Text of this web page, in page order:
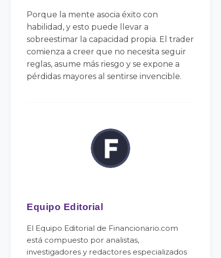
Porque la mente asocia éxito con
habilidad, y esto puede llevar a
sobreestimar la capacidad propia. El trader
comienza a creer que no necesita seguir
reglas, asume más riesgo y se expone a
pérdidas mayores al sentirse invencible.
Equipo Editorial
El Equipo Editorial de Financionario.com
está compuesto por analistas,
investigadores y redactores especializados